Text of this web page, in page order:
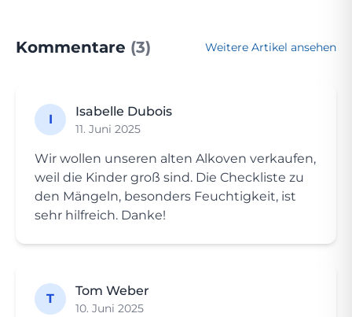
Kommentare (3) Weitere Artikel ansehen
I
Isabelle Dubois
11. Juni 2025
Wir wollen unseren alten Alkoven verkaufen,
weil die Kinder groß sind. Die Checkliste zu
den Mängeln, besonders Feuchtigkeit, ist
sehr hilfreich. Danke!
T
Tom Weber
10. Juni 2025